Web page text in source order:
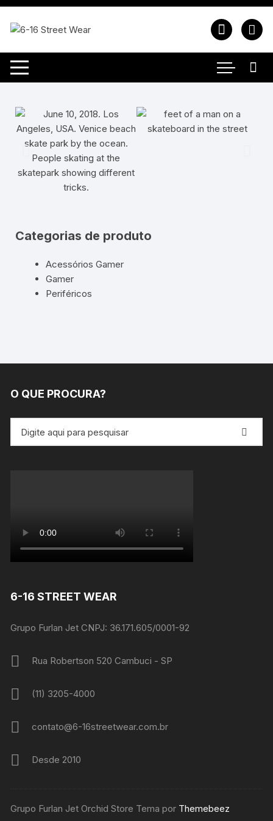
Categorias de produto
Acessórios Gamer
Gamer
Periféricos
O QUE PROCURA?
6-16 STREET WEAR
Grupo Furlan Jet CNPJ: 36.171.605/0001-92
Rua Robertson 520 Cambuci - SP
(11) 3205-4000
contato@6-16streetwear.com.br
Desde 2010
Grupo Furlan Jet Orchid Store Tema por Themebeez